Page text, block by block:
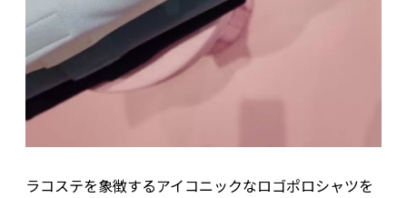
ラコステを象徴するアイコニックなロゴポロシャツを